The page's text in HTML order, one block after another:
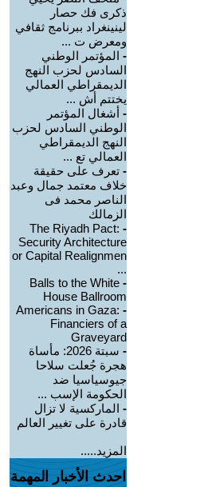
ذكرى فك حصار
لينينغراد ببرنامج ثقافي
ومعرض ت ...
- المؤتمر الوطني
السادس لحزب النهج
الديمقراطي العمالي
يختتم أش ...
- أشغال المؤتمر
الوطني السادس لحزب
النهج الديمقراطي
العمالي تع ...
- تعرف على حقيقة
خلاف معتمد جمال وعبد
الناصر محمد فى
الزمالك
-
The Riyadh Pact:
Security Architecture
or Capital Realignmen
...
-
Balls to the White
House Ballroom
-
Americans in Gaza:
Financiers of a
Graveyard
-
سبتة 2026: مأساة
هجرة جُعلت سلاحا
جيوسياسيا ضد
الحكومة الإسب ...
- الماركسية لا تزال
قادرة على تغيير العالم
المزيد.....
احدث الأخبار المهمة